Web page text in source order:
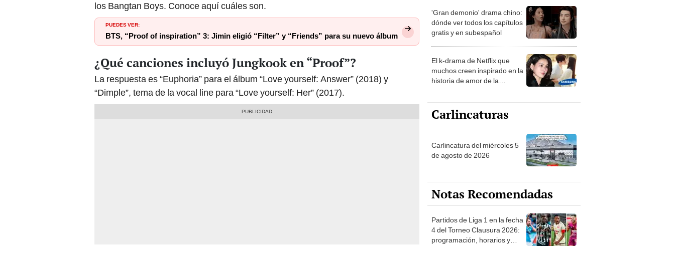
los Bangtan Boys. Conoce aquí cuáles son.
PUEDES VER:
BTS, “Proof of inspiration” 3: Jimin eligió “Filter” y “Friends” para su nuevo álbum
¿Qué canciones incluyó Jungkook en “Proof”?
La respuesta es “Euphoria” para el álbum “Love yourself: Answer” (2018) y
“Dimple”, tema de la vocal line para “Love yourself: Her” (2017).
'Gran demonio' drama chino:
dónde ver todos los capítulos
gratis y en subespañol
El k-drama de Netflix que
muchos creen inspirado en la
historia de amor de la
Carlincaturas
Carlincatura del miércoles 5
de agosto de 2026
Notas Recomendadas
Partidos de Liga 1 en la fecha
4 del Torneo Clausura 2026:
programación, horarios y